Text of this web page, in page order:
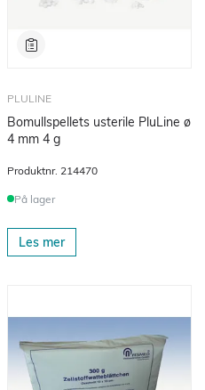
PLULINE
Bomullspellets usterile PluLine ø
4 mm 4 g
Produktnr. 214470
På lager
Les mer